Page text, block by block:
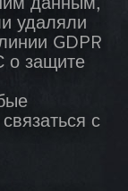
данным,
удаляли
GDPR
о защите
с